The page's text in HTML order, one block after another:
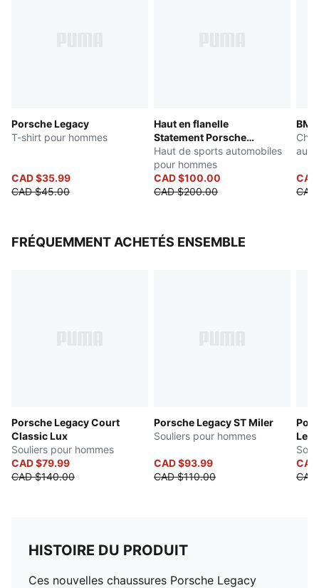
Porsche Legacy
T-shirt pour hommes
CAD $35.99
CAD $45.00
Haut en flanelle
Statement Porsche
Legacy
Haut de sports automobiles
pour hommes
CAD $100.00
CAD $200.00
FRÉQUEMMENT ACHETÉS ENSEMBLE
Porsche Legacy Court
Classic Lux
Souliers pour hommes
CAD $79.99
CAD $140.00
Porsche Legacy ST Miler
Souliers pour hommes
CAD $93.99
CAD $110.00
HISTOIRE DU PRODUIT
Ces nouvelles chaussures Porsche Legacy